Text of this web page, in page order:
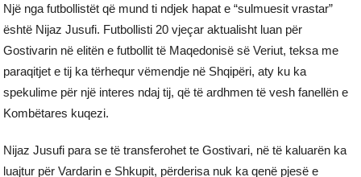
Një nga futbollistët që mund ti ndjek hapat e “sulmuesit vrastar”
është Nijaz Jusufi. Futbollisti 20 vjeçar aktualisht luan për
Gostivarin në elitën e futbollit të Maqedonisë së Veriut, teksa me
paraqitjet e tij ka tërhequr vëmendje në Shqipëri, aty ku ka
spekulime për një interes ndaj tij, që të ardhmen të vesh fanellën e
Kombëtares kuqezi.
Nijaz Jusufi para se të transferohet te Gostivari, në të kaluarën ka
luajtur për Vardarin e Shkupit, përderisa nuk ka qenë pjesë e